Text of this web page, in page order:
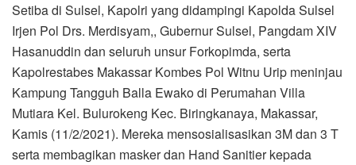
Setiba di Sulsel, Kapolri yang didampingi Kapolda Sulsel
Irjen Pol Drs. Merdisyam,, Gubernur Sulsel, Pangdam XIV
Hasanuddin dan seluruh unsur Forkopimda, serta
Kapolrestabes Makassar Kombes Pol Witnu Urip meninjau
Kampung Tangguh Balla Ewako di Perumahan Villa
Mutiara Kel. Bulurokeng Kec. Biringkanaya, Makassar,
Kamis (11/2/2021). Mereka mensosialisasikan 3M dan 3 T
serta membagikan masker dan Hand Sanitier kepada